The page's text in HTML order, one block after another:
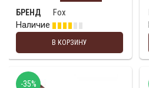
БРЕНД
Fox
Наличие
В КОРЗИНУ
-35%